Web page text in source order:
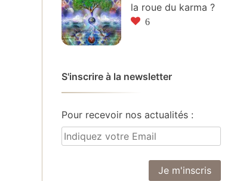
la roue du karma ?
6
S'inscrire à la newsletter
Pour recevoir nos actualités :